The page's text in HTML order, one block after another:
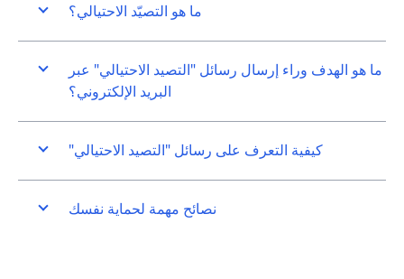
ما هو التصيّد الاحتيالي؟
ما هو الهدف وراء إرسال رسائل "التصيد الاحتيالي" عبر
البريد الإلكتروني؟
كيفية التعرف على رسائل "التصيد الاحتيالي"
نصائح مهمة لحماية نفسك